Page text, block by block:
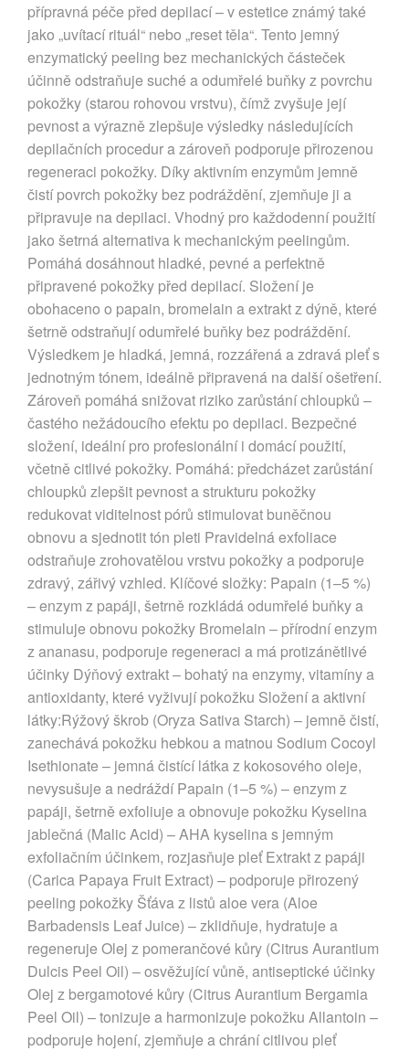
přípravná péče před depilací – v estetice známý také
jako „uvítací rituál“ nebo „reset těla“. Tento jemný
enzymatický peeling bez mechanických částeček
účinně odstraňuje suché a odumřelé buňky z povrchu
pokožky (starou rohovou vrstvu), čímž zvyšuje její
pevnost a výrazně zlepšuje výsledky následujících
depilačních procedur a zároveň podporuje přirozenou
regeneraci pokožky. Díky aktivním enzymům jemně
čistí povrch pokožky bez podráždění, zjemňuje ji a
připravuje na depilaci. Vhodný pro každodenní použití
jako šetrná alternativa k mechanickým peelingům.
Pomáhá dosáhnout hladké, pevné a perfektně
připravené pokožky před depilací. Složení je
obohaceno o papain, bromelain a extrakt z dýně, které
šetrně odstraňují odumřelé buňky bez podráždění.
Výsledkem je hladká, jemná, rozzářená a zdravá pleť s
jednotným tónem, ideálně připravená na další ošetření.
Zároveň pomáhá snižovat riziko zarůstání chloupků –
častého nežádoucího efektu po depilaci. Bezpečné
složení, ideální pro profesionální i domácí použití,
včetně citlivé pokožky. Pomáhá: předcházet zarůstání
chloupků zlepšit pevnost a strukturu pokožky
redukovat viditelnost pórů stimulovat buněčnou
obnovu a sjednotit tón pleti Pravidelná exfoliace
odstraňuje zrohovatělou vrstvu pokožky a podporuje
zdravý, zářivý vzhled. Klíčové složky: Papain (1–5 %)
– enzym z papáji, šetrně rozkládá odumřelé buňky a
stimuluje obnovu pokožky Bromelain – přírodní enzym
z ananasu, podporuje regeneraci a má protizánětlivé
účinky Dýňový extrakt – bohatý na enzymy, vitamíny a
antioxidanty, které vyživují pokožku Složení a aktivní
látky:Rýžový škrob (Oryza Sativa Starch) – jemně čistí,
zanechává pokožku hebkou a matnou Sodium Cocoyl
Isethionate – jemná čistící látka z kokosového oleje,
nevysušuje a nedráždí Papain (1–5 %) – enzym z
papáji, šetrně exfoliuje a obnovuje pokožku Kyselina
jablečná (Malic Acid) – AHA kyselina s jemným
exfoliačním účinkem, rozjasňuje pleť Extrakt z papáji
(Carica Papaya Fruit Extract) – podporuje přirozený
peeling pokožky Šťáva z listů aloe vera (Aloe
Barbadensis Leaf Juice) – zklidňuje, hydratuje a
regeneruje Olej z pomerančové kůry (Citrus Aurantium
Dulcis Peel Oil) – osvěžující vůně, antiseptické účinky
Olej z bergamotové kůry (Citrus Aurantium Bergamia
Peel Oil) – tonizuje a harmonizuje pokožku Allantoin –
podporuje hojení, zjemňuje a chrání citlivou pleť